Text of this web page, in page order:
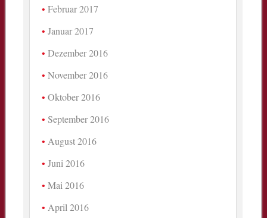
Februar 2017
Januar 2017
Dezember 2016
November 2016
Oktober 2016
September 2016
August 2016
Juni 2016
Mai 2016
April 2016